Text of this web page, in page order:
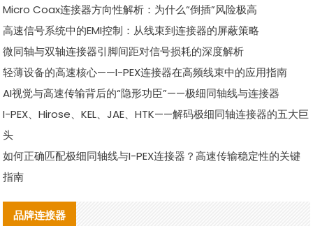
Micro Coax连接器方向性解析：为什么“倒插”风险极高
高速信号系统中的EMI控制：从线束到连接器的屏蔽策略
微同轴与双轴连接器引脚间距对信号损耗的深度解析
轻薄设备的高速核心——I-PEX连接器在高频线束中的应用指南
AI视觉与高速传输背后的“隐形功臣”——极细同轴线与连接器
I-PEX、Hirose、KEL、JAE、HTK——解码极细同轴连接器的五大巨
头
如何正确匹配极细同轴线与I-PEX连接器？高速传输稳定性的关键
指南
品牌连接器